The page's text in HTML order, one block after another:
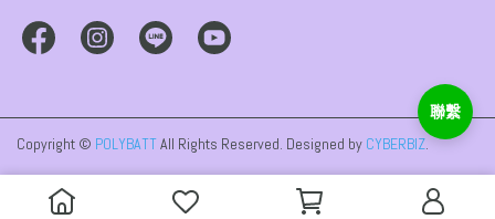
Copyright © POLYBATTAll Rights Reserved. Designed by CYBERBIZ.